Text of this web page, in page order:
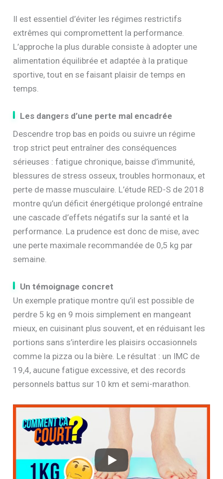
Il est essentiel d’éviter les régimes restrictifs
extrêmes qui compromettent la performance.
L’approche la plus durable consiste à adopter une
alimentation équilibrée et adaptée à la pratique
sportive, tout en se faisant plaisir de temps en
temps.
Les dangers d’une perte mal encadrée
Descendre trop bas en poids ou suivre un régime
trop strict peut entraîner des conséquences
sérieuses : fatigue chronique, baisse d’immunité,
blessures de stress osseux, troubles hormonaux, et
perte de masse musculaire. L’étude RED-S de 2018
montre qu’un déficit énergétique prolongé entraîne
une cascade d’effets négatifs sur la santé et la
performance. La prudence est donc de mise, avec
une perte maximale recommandée de 0,5 kg par
semaine.
Un témoignage concret
Un exemple pratique montre qu’il est possible de
perdre 5 kg en 9 mois simplement en mangeant
mieux, en cuisinant plus souvent, et en réduisant les
portions sans s’interdire les plaisirs occasionnels
comme la pizza ou la bière. Le résultat : un IMC de
19,4, aucune fatigue excessive, et des records
personnels battus sur 10 km et semi-marathon.